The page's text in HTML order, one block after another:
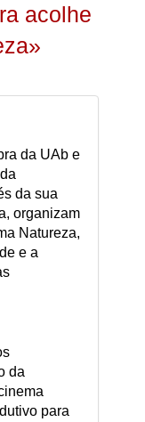
acolhe
da UAb e
da sua
organizam
Natureza,
e a
da
para